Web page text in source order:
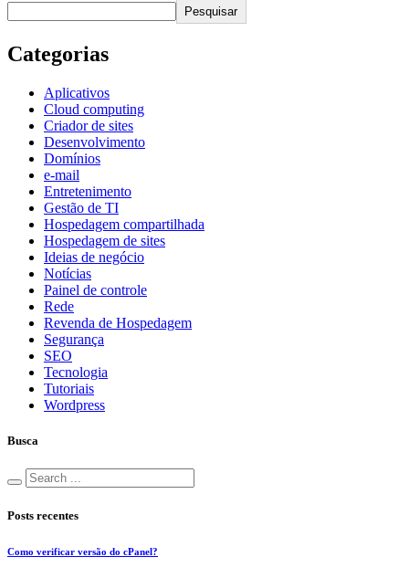
Pesquisar
Categorias
Aplicativos
Cloud computing
Criador de sites
Desenvolvimento
Domínios
e-mail
Entretenimento
Gestão de TI
Hospedagem compartilhada
Hospedagem de sites
Ideias de negócio
Notícias
Painel de controle
Rede
Revenda de Hospedagem
Segurança
SEO
Tecnologia
Tutoriais
Wordpress
Busca
Posts recentes
Como verificar versão do cPanel?